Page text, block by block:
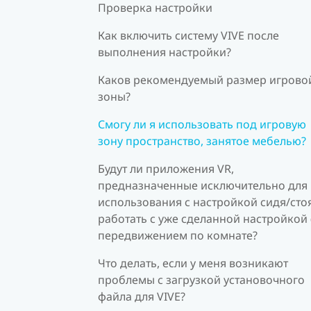
Проверка настройки
Как включить систему VIVE после
выполнения настройки?
Каков рекомендуемый размер
зоны?
Смогу ли я использовать под игровую
зону пространство, занятое мебелью?
Будут ли приложения VR,
предназначенные исключительно для
использования с настройкой сидя/
работать с уже сделанной настройкой
передвижением по комнате?
Что делать, если у меня возникают
проблемы с загрузкой установочного
файла для VIVE?